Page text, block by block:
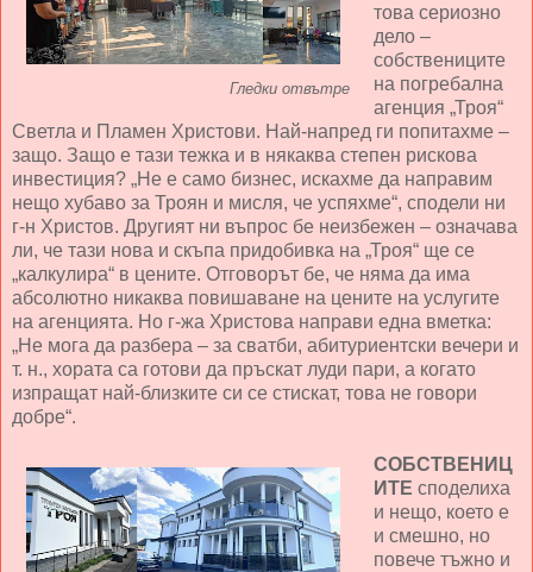
Гледки отвътре
това сериозно
дело –
собствениците
на погребална
агенция „Троя“
Светла и Пламен Христови. Най-напред ги попитахме –
защо. Защо е тази тежка и в някаква степен рискова
инвестиция? „Не е само бизнес, искахме да направим
нещо хубаво за Троян и мисля, че успяхме“, сподели ни
г-н Христов. Другият ни въпрос бе неизбежен – означава
ли, че тази нова и скъпа придобивка на „Троя“ ще се
„калкулира“ в цените. Отговорът бе, че няма да има
абсолютно никаква повишаване на цените на услугите
на агенцията. Но г-жа Христова направи една вметка:
„Не мога да разбера – за сватби, абитуриентски вечери и
т. н., хората са готови да пръскат луди пари, а когато
изпращат най-близките си се стискат, това не говори
добре“.
СОБСТВЕНИЦ
ИТЕ споделиха
и нещо, което е
и смешно, но
повече тъжно и